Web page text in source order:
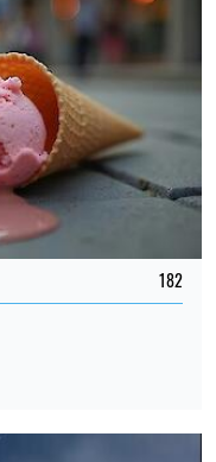
лайфхаками та